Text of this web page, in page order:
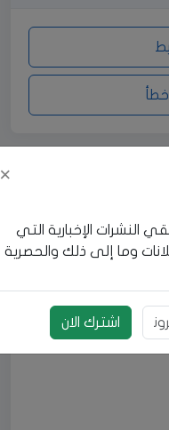
×
الإخبارية التي
وما إلى ذلك والحصرية
اشترك الان